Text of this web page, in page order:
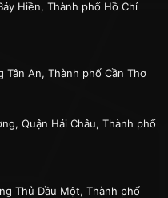
Hiền, Thành phố Hồ Chí
Tân An, Thành phố Cần Thơ
Quận Hải Châu, Thành phố
Thủ Dầu Một, Thành phố